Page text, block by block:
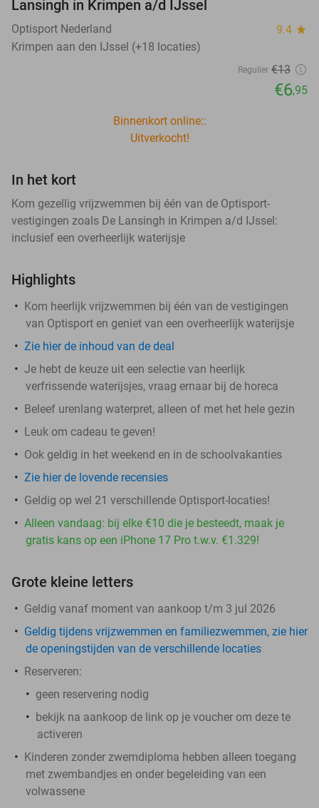
Lansingh in Krimpen a/d IJssel
Optisport Nederland 9.4 star
Krimpen aan den IJssel (+18 locaties)
Regulier €13
€6,95
Binnenkort online::
Uitverkocht!
In het kort
Kom gezellig vrijzwemmen bij één van de Optisport-
vestigingen zoals De Lansingh in Krimpen a/d IJssel:
inclusief een overheerlijk waterijsje
Highlights
Kom heerlijk vrijzwemmen bij één van de vestigingen
van Optisport en geniet van een overheerlijk waterijsje
Zie hier de inhoud van de deal
Je hebt de keuze uit een selectie van heerlijk
verfrissende waterijsjes, vraag ernaar bij de horeca
Beleef urenlang waterpret, alleen of met het hele gezin
Leuk om cadeau te geven!
Ook geldig in het weekend en in de schoolvakanties
Zie hier de lovende recensies
Geldig op wel 21 verschillende Optisport-locaties!
Alleen vandaag: bij elke €10 die je besteedt, maak je
gratis kans op een iPhone 17 Pro t.w.v. €1.329!
Grote kleine letters
Geldig vanaf moment van aankoop t/m 3 jul 2026
Geldig tijdens vrijzwemmen en familiezwemmen, zie hier
de openingstijden van de verschillende locaties
Reserveren:
geen reservering nodig
bekijk na aankoop de link op je voucher om deze te
activeren
Kinderen zonder zwemdiploma hebben alleen toegang
met zwembandjes en onder begeleiding van een
volwassene